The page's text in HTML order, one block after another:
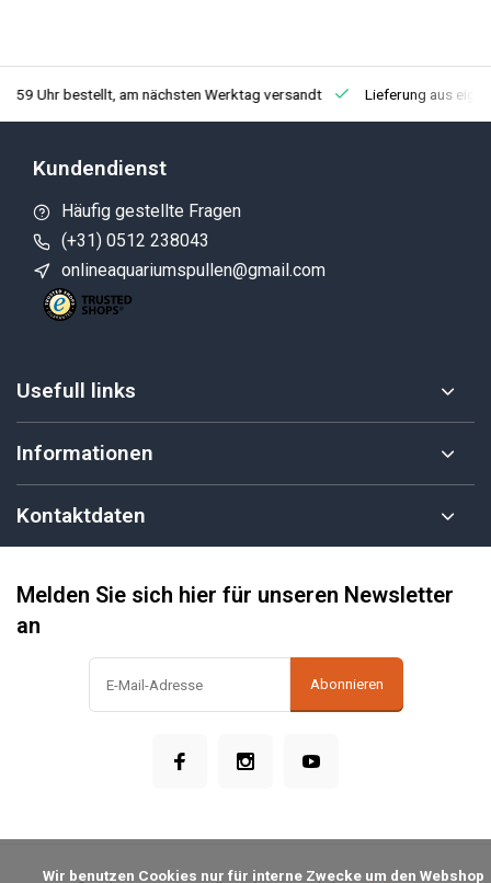
Uhr bestellt, am nächsten Werktag versandt Lieferung aus
Kundendienst
Häufig gestellte Fragen
(+31) 0512 238043
onlineaquariumspullen@gmail.com
Usefull links
Informationen
Kontaktdaten
Melden Sie sich hier für unseren Newsletter
an
Abonnieren